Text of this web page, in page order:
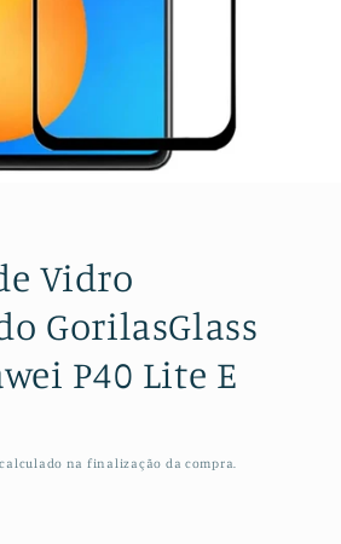
Vidro
GorilasGlass
P40 Lite E
calculado na finalização da compra.